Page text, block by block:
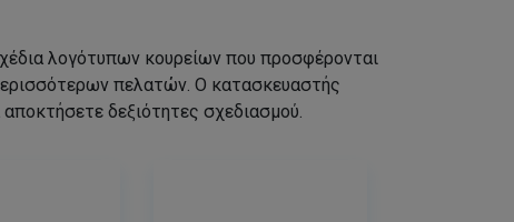
λογότυπων κουρείων που προσφέρονται
πελατών. Ο κατασκευαστής
δεξιότητες σχεδιασμού.